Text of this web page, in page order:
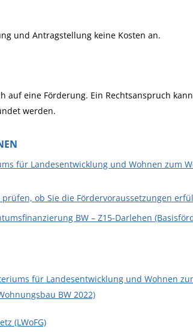
und Antragstellung keine Kosten an.
auf eine Förderung. Ein Rechtsanspruch
werden.
für Landesentwicklung und Wohnen zum
ob Sie die Fördervoraussetzungen
BW – Z15-Darlehen
für Landesentwicklung und Wohnen
BW 2022)
(LWoFG)